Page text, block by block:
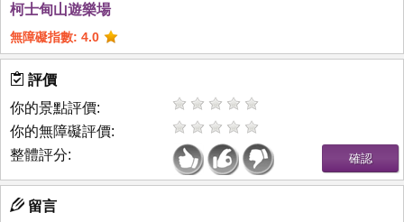
柯士甸山遊樂場
無障礙指數: 4.0
評價
你的景點評價:
你的無障礙評價:
整體評分:
留言